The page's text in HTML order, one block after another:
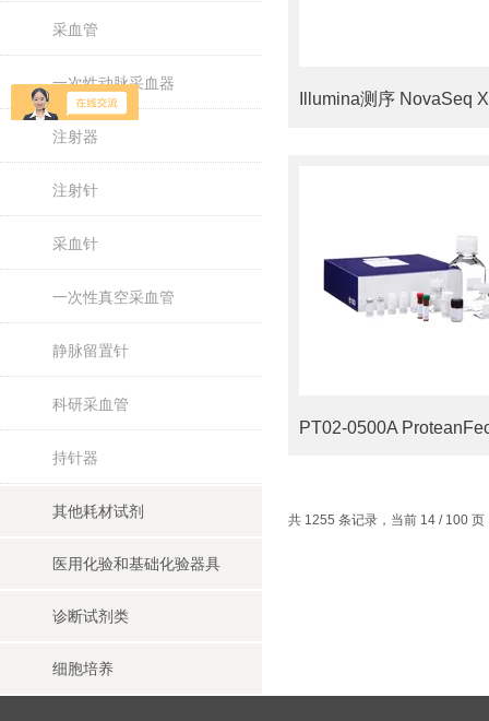
采血管
一次性动脉采血器
注射器
注射针
采血针
一次性真空采血管
静脉留置针
科研采血管
持针器
其他耗材试剂
医用化验和基础化验器具
诊断试剂类
细胞培养
共 1255 条记录，当前 14 / 100